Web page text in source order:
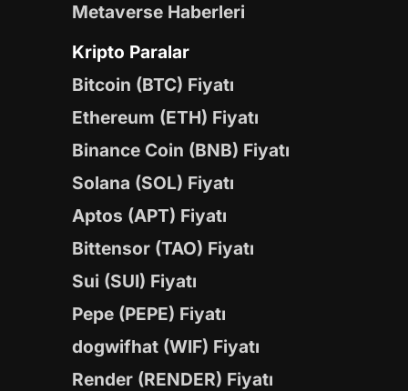
Metaverse Haberleri
Kripto Paralar
Bitcoin (BTC) Fiyatı
Ethereum (ETH) Fiyatı
Binance Coin (BNB) Fiyatı
Solana (SOL) Fiyatı
Aptos (APT) Fiyatı
Bittensor (TAO) Fiyatı
Sui (SUI) Fiyatı
Pepe (PEPE) Fiyatı
dogwifhat (WIF) Fiyatı
Render (RENDER) Fiyatı